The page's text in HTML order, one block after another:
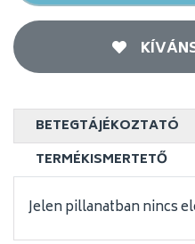
BETEGTÁJÉKOZTATÓ
TERMÉKISMERTETŐ
Jelen pillanatban nincs